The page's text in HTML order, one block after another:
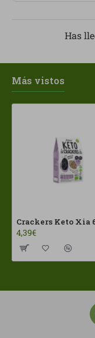
Has
Más vistos
4,39€